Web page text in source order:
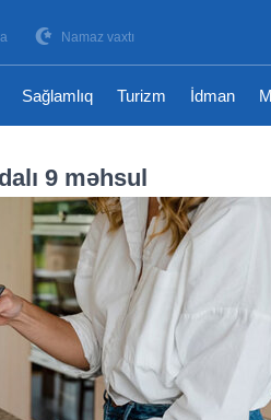
Namaz vaxtı
Sağlamlıq Turizm İdman
9 məhsul